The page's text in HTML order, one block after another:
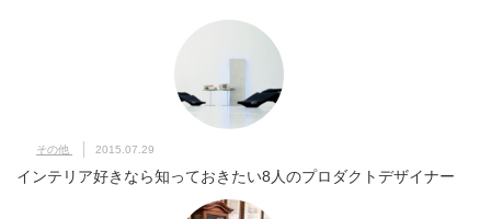
その他 2015.07.29
インテリア好きなら知っておきたい8人のプロダクトデザイナー